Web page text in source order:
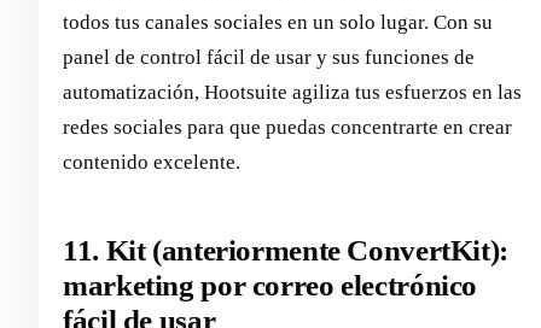
todos tus canales sociales en un solo lugar. Con su
panel de control fácil de usar y sus funciones de
automatización, Hootsuite agiliza tus esfuerzos en las
redes sociales para que puedas concentrarte en crear
contenido excelente.
11. Kit (anteriormente ConvertKit):
marketing por correo electrónico
fácil de usar